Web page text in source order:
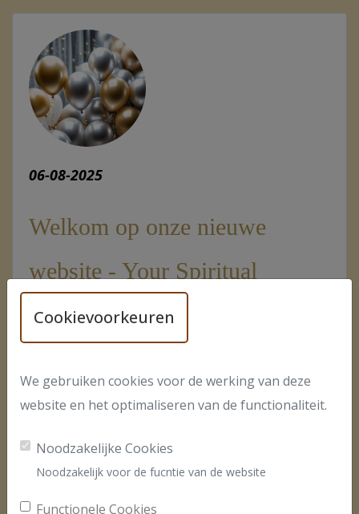
Cookievoorkeuren
We gebruiken cookies voor de werking van deze
website en het optimaliseren van de functionaliteit.
Noodzakelijke Cookies
Noodzakelijk voor de fucntie van de website
Functionele Cookies
06-08-2025
Welkom op onze nieuwe
website - Your Spiritual
Network
Network. Nu met Gratis SMS-Alerts en
Chatfuncties
Lees meer